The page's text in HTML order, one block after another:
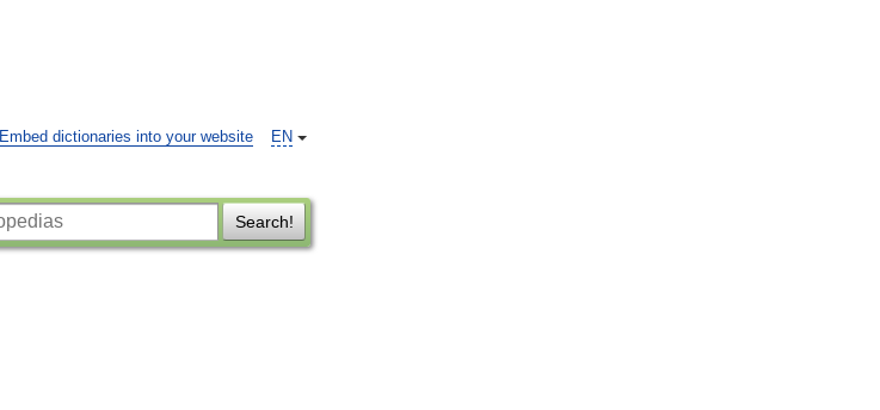
EN
Embed dictionaries into your website
Search!